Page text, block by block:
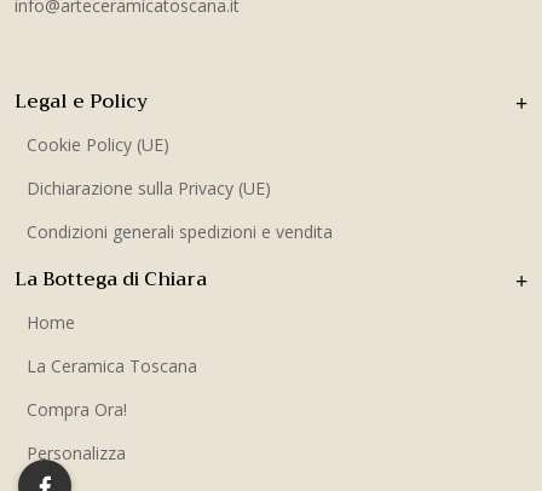
info@arteceramicatoscana.it
La Bottega di Chiara
Home
La Ceramica Toscana
Compra Ora!
Personalizza
Legal e Policy
Cookie Policy (UE)
Dichiarazione sulla Privacy (UE)
Condizioni generali spedizioni e vendita